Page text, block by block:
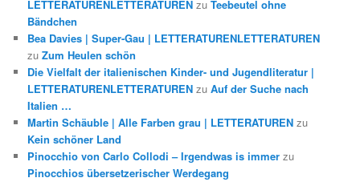
LETTERATURENLETTERATUREN zuTeebeutel ohne
Bändchen
Bea Davies | Super-Gau | LETTERATURENLETTERATUREN
zuZum Heulen schön
Die Vielfalt der italienischen Kinder- und Jugendliteratur |
LETTERATURENLETTERATUREN zuAuf der Suche nach
Italien …
Martin Schäuble | Alle Farben grau | LETTERATUREN zu
Kein schöner Land
Pinocchio von Carlo Collodi – Irgendwas is immer zu
Pinocchios übersetzerischer Werdegang